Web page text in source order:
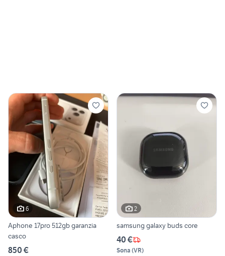
6
Aphone 17pro 512gb garanzia
casco
850 €
2
samsung galaxy buds core
40 €
Sona (VR)